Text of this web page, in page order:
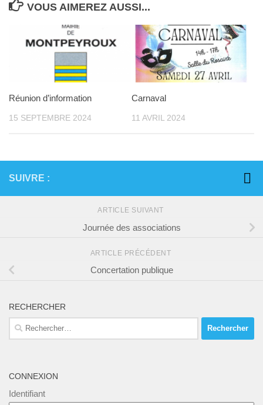
VOUS AIMEREZ AUSSI...
Réunion d’information
15 SEPTEMBRE 2024
Carnaval
11 AVRIL 2024
SUIVRE :
ARTICLE SUIVANT
Journée des associations
ARTICLE PRÉCÉDENT
Concertation publique
RECHERCHER
Rechercher :
CONNEXION
Identifiant